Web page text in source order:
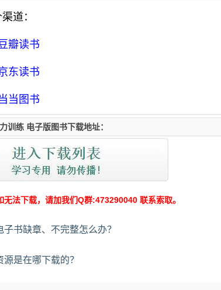
道：
瓣读书
东读书
当图书
训练 电子版图书下载地址：
无法下载，请加我们Q群:473290040 联系索取。
子书缺章、不完整怎么办？
是在哪下载的？